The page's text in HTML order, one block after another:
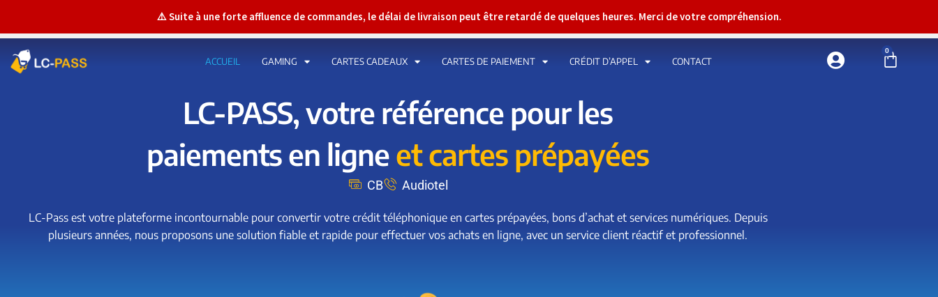
⚠️ Suite à une forte affluence de commandes, le délai de livraison peut être retardé de quelques heures. Merci de votre compréhension.
ACCUEIL GAMING CARTES CADEAUX CARTES DE PAIEMENT CRÉDIT D’APPEL CONTACT
0
LC-PASS, votre référence pour les
paiements en ligneet cartes prépayées
CB Audiotel
LC-Pass est votre plateforme incontournable pour convertir votre crédit téléphonique en cartes prépayées, bons d’achat et services numériques. Depuis
plusieurs années, nous proposons une solution fiable et rapide pour effectuer vos achats en ligne, avec un service client réactif et professionnel.